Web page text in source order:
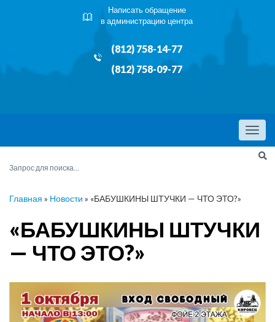
Написать обращение
в администрацию центра
(812) 758-14-77
(812) 758-09-77
Menu
Главная » Новости » «БАБУШКИНЫ ШТУЧКИ — ЧТО ЭТО?»
«БАБУШКИНЫ ШТУЧКИ
— ЧТО ЭТО?»